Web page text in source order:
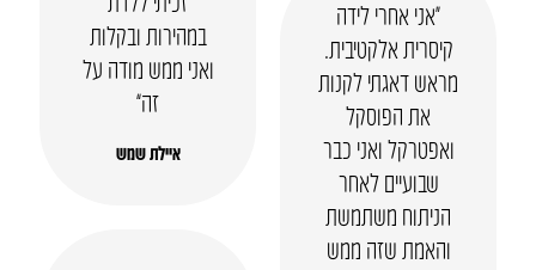
במהירות ובקלות
ואני ממש מודה על
זה”
איילת שמש
“אני אחרי לידה
קיסרית אלקטיבית.
מראש דאגתי לקנות
את הפוסקל
ואפטרקל ואני כבר
שבועיים לאחר
הניתוח משתמשת
והאמת שזה ממש